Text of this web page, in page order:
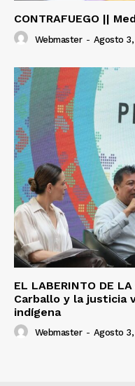
CONTRAFUEGO ||
Webmaster - Agosto
EL LABERINTO DE
Carballo y la justicia
indígena
Webmaster - Agosto